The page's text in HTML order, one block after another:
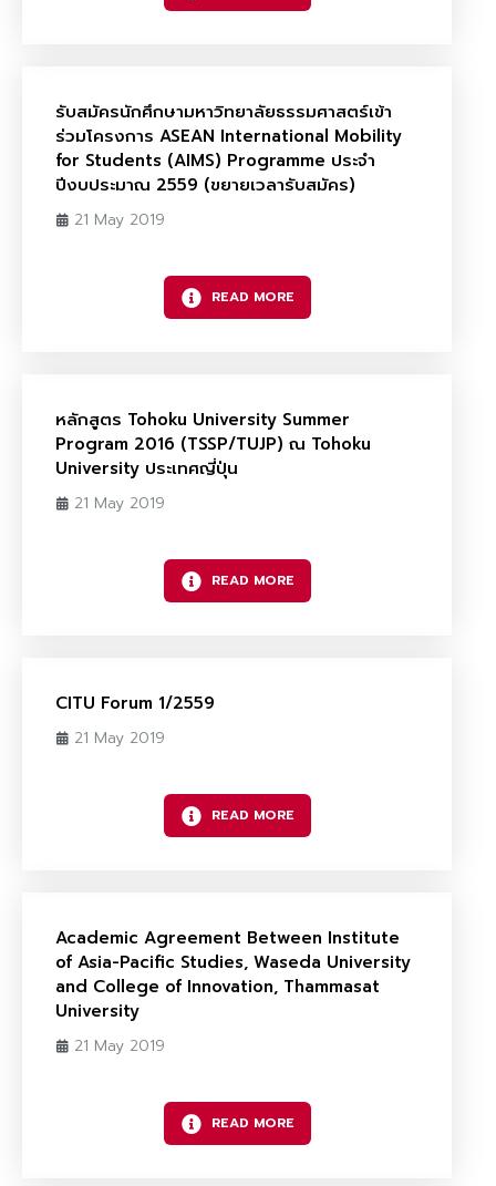
รับสมัครนักศึกษามหาวิทยาลัยธรรมศาสตร์เข้า
ร่วมโครงการ ASEAN International Mobility
for Students (AIMS) Programme ประจำ
ปีงบประมาณ 2559 (ขยายเวลารับสมัคร)
21 May 2019
READ MORE
หลักสูตร Tohoku University Summer
Program 2016 (TSSP/TUJP) ณ Tohoku
University ประเทศญี่ปุ่น
21 May 2019
READ MORE
CITU Forum 1/2559
21 May 2019
READ MORE
Academic Agreement Between Institute
of Asia-Pacific Studies, Waseda University
and College of Innovation, Thammasat
University
21 May 2019
READ MORE